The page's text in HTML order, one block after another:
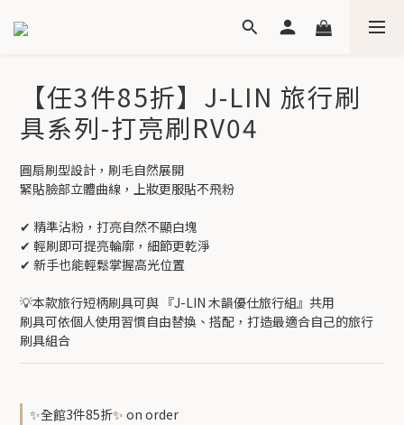
【任3件85折】J-LIN 旅行刷
具系列-打亮刷RV04
圓扇刷型設計，刷毛自然展開
緊貼臉部立體曲線，上妝更服貼不飛粉
✔ 精準沾粉，打亮自然不顯白塊
✔ 輕刷即可提亮輪廓，細節更乾淨
✔ 新手也能輕鬆掌握高光位置
💡本款旅行短柄刷具可與 『J-LIN 木韻優仕旅行組』共用
刷具可依個人使用習慣自由替換、搭配，打造最適合自己的旅行
刷具組合
✨全館3件85折✨ on order